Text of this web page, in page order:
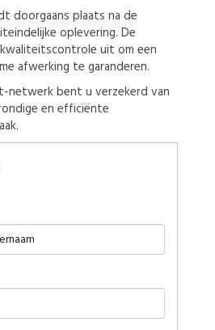
doorgaans plaats na de
oplevering. De
uit om een
afwerking te garanderen.
netwerk bent u verzekerd van
en efficiënte